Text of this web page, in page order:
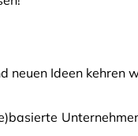
neuen Ideen kehren